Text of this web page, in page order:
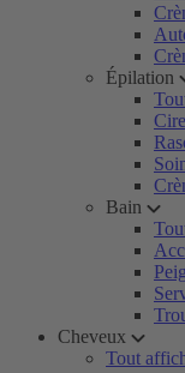
Épilation
Bain
Cheveux
Tout